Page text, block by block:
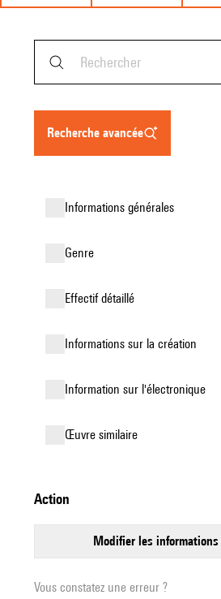
recherche avancée
informations générales
genre
effectif détaillé
informations sur la création
Information sur l'électronique
œuvre similaire
action
modifier les informations
Vous constatez une erreur ?